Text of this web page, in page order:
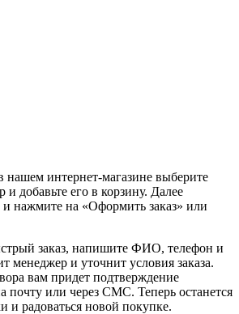
нашем интернет-магазине выберите
добавьте его в корзину. Далее
нажмите на «Оформить заказ» или
заказ, напишите ФИО, телефон и
менеджер и уточнит условия заказа.
вам придет подтверждение
почту или через СМС. Теперь останется
и радоваться новой покупке.